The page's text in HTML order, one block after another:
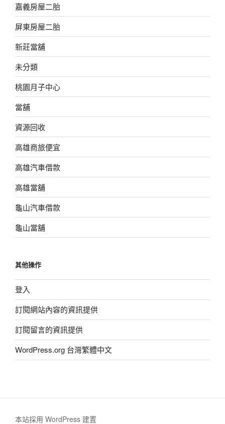
嘉義房屋二胎
屏東房屋二胎
新莊當舖
未分類
桃園月子中心
當舖
資源回收
高雄商旅便宜
高雄汽車借款
高雄當舖
龜山汽車借款
龜山當舖
其他操作
登入
訂閱網站內容的資訊提供
訂閱留言的資訊提供
WordPress.org 台灣繁體中文
本站採用 WordPress 建置